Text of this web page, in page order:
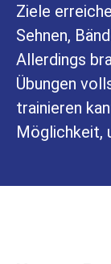
Ziele
Sehnen,
Allerdings
Übungen
trainieren
Möglichkeit,